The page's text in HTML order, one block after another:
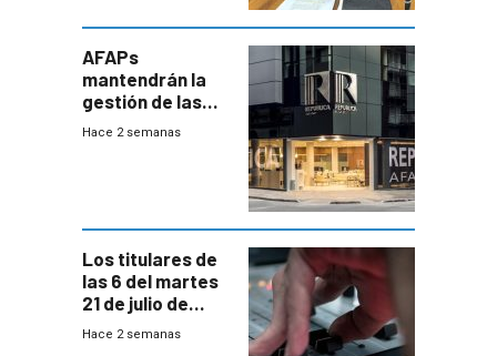
AFAPs
mantendrán la
gestión de las
cuentas
Hace 2 semanas
Los titulares de
las 6 del martes
21 de julio de
2026
Hace 2 semanas